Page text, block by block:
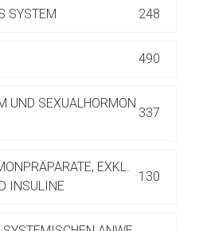
SYSTEM 248
490
UND SEXUALHORMON
337
EXKL.
INSULINE
130
Zur Seite